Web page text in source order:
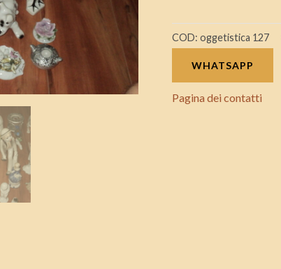
COD: oggetistica 127
WHATSAPP
Pagina dei contatti